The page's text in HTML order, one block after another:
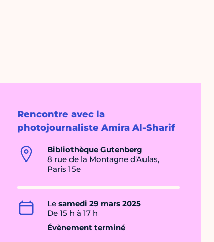
Rencontre avec la
photojournaliste Amira Al-Sharif
Bibliothèque Gutenberg
8 rue de la Montagne d'Aulas,
Paris 15e
Le samedi 29 mars 2025
De 15 h à 17 h
Évènement terminé